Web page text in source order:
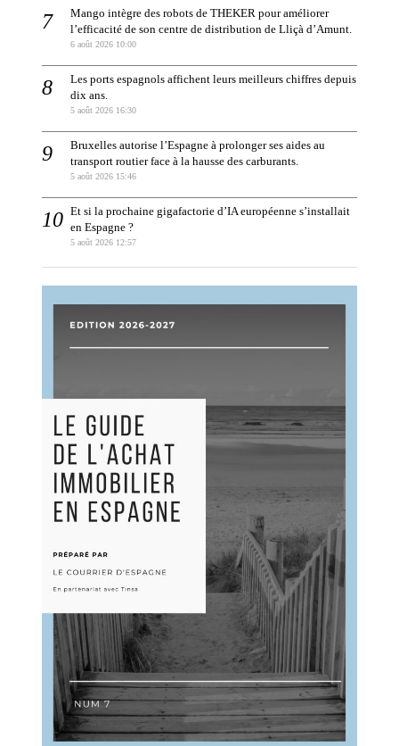
Mango intègre des robots de THEKER pour améliorer
l’efficacité de son centre de distribution de Lliçà d’Amunt.
6 août 2026 10:00
Les ports espagnols affichent leurs meilleurs chiffres depuis
dix ans.
5 août 2026 16:30
Bruxelles autorise l’Espagne à prolonger ses aides au
transport routier face à la hausse des carburants.
5 août 2026 15:46
Et si la prochaine gigafactorie d’IA européenne s’installait
en Espagne ?
5 août 2026 12:57